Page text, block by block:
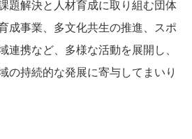
題解決と人材育成に取り組む団体
成事業、多文化共生の推進、スポ
連携など、多様な活動を展開し、
の持続的な発展に寄与してまいり